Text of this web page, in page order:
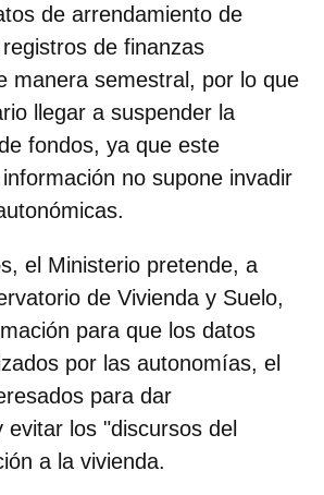
de arrendamiento de
de finanzas
manera semestral, por lo que
llegar a suspender la
fondos, ya que este
no supone invadir
el Ministerio pretende, a
de Vivienda y Suelo,
para que los datos
por las autonomías, el
para dar
evitar los "discursos del
a la vivienda.